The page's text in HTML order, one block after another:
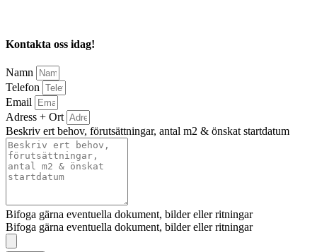
Kontakta oss idag!
Namn
Telefon
Email
Adress + Ort
Beskriv ert behov, förutsättningar, antal m2 & önskat startdatum
Bifoga gärna eventuella dokument, bilder eller ritningar
Bifoga gärna eventuella dokument, bilder eller ritningar